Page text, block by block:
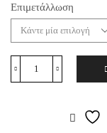
Επιμετάλλωση